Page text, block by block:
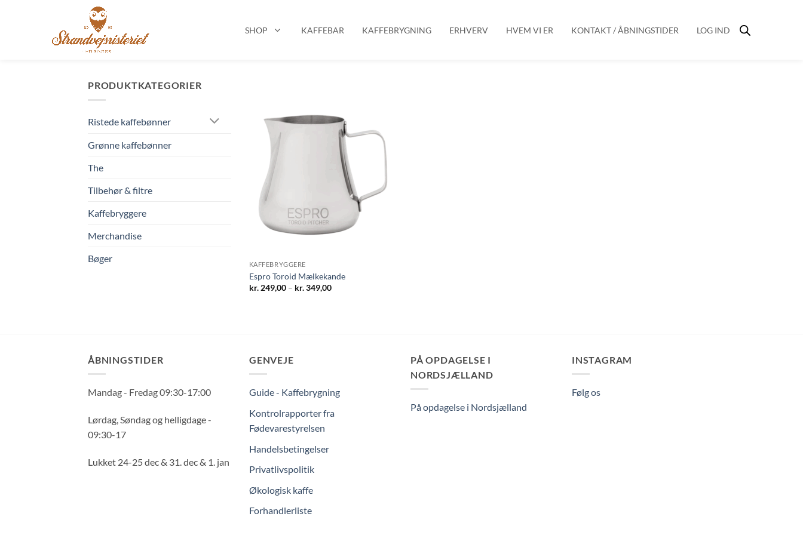
SHOP KAFFEBAR KAFFEBRYGNING ERHVERV HVEM VI ER KONTAKT / ÅBNINGSTIDER LOG IND
PRODUKTKATEGORIER
Ristede kaffebønner
Grønne kaffebønner
The
Tilbehør & filtre
Kaffebryggere
Merchandise
Bøger
KAFFEBRYGGERE
Espro Toroid Mælkekande
kr.249,00 – kr.349,00Prisinterval:
ÅBNINGSTIDER
Mandag - Fredag 09:30-17:00
Lørdag, Søndag og helligdage -
09:30-17
Lukket 24-25 dec & 31. dec & 1. jan
GENVEJE
Guide - Kaffebrygning
Kontrolrapporter fra
Fødevarestyrelsen
Handelsbetingelser
Privatlivspolitik
Økologisk kaffe
Forhandlerliste
PÅ OPDAGELSE I
NORDSJÆLLAND
På opdagelse i Nordsjælland
INSTAGRAM
Følg os